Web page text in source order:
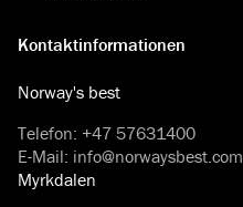
Kontaktinformationen
Norway's best
Telefon: +47 57631400
E-Mail: info@norwaysbest.com
Myrkdalen